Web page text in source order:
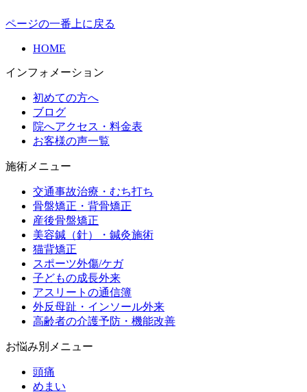
ページの一番上に戻る
HOME
インフォメーション
初めての方へ
ブログ
院へアクセス・料金表
お客様の声一覧
施術メニュー
交通事故治療・むち打ち
骨盤矯正・背骨矯正
産後骨盤矯正
美容鍼（針）・鍼灸施術
猫背矯正
スポーツ外傷/ケガ
子どもの成長外来
アスリートの通信簿
外反母趾・インソール外来
高齢者の介護予防・機能改善
お悩み別メニュー
頭痛
めまい